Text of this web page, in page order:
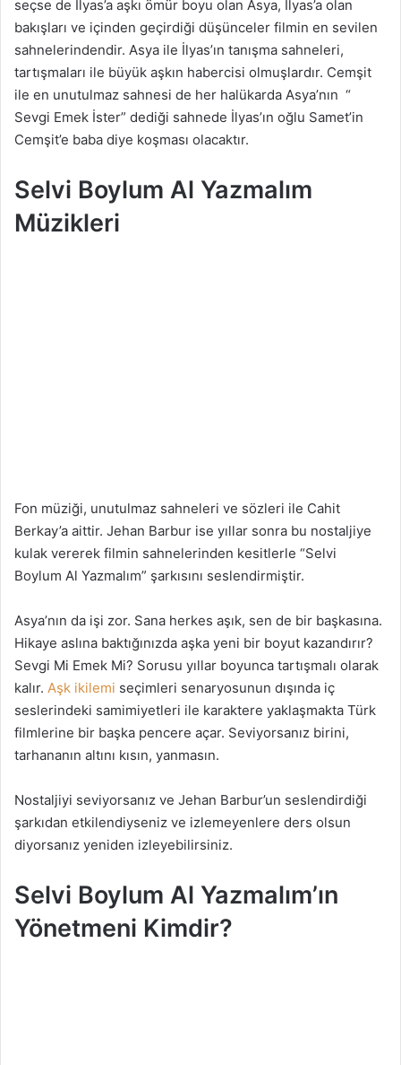
seçse de İlyas’a aşkı ömür boyu olan Asya, İlyas’a olan
bakışları ve içinden geçirdiği düşünceler filmin en sevilen
sahnelerindendir. Asya ile İlyas’ın tanışma sahneleri,
tartışmaları ile büyük aşkın habercisi olmuşlardır. Cemşit
ile en unutulmaz sahnesi de her halükarda Asya’nın “
Sevgi Emek İster” dediği sahnede İlyas’ın oğlu Samet’in
Cemşit’e baba diye koşması olacaktır.
Selvi Boylum Al Yazmalım
Müzikleri
Fon müziği, unutulmaz sahneleri ve sözleri ile Cahit
Berkay’a aittir. Jehan Barbur ise yıllar sonra bu nostaljiye
kulak vererek filmin sahnelerinden kesitlerle “Selvi
Boylum Al Yazmalım” şarkısını seslendirmiştir.
Asya’nın da işi zor. Sana herkes aşık, sen de bir başkasına.
Hikaye aslına baktığınızda aşka yeni bir boyut kazandırır?
Sevgi Mi Emek Mi? Sorusu yıllar boyunca tartışmalı olarak
kalır. Aşk ikilemi seçimleri senaryosunun dışında iç
seslerindeki samimiyetleri ile karaktere yaklaşmakta Türk
filmlerine bir başka pencere açar. Seviyorsanız birini,
tarhananın altını kısın, yanmasın.
Nostaljiyi seviyorsanız ve Jehan Barbur’un seslendirdiği
şarkıdan etkilendiyseniz ve izlemeyenlere ders olsun
diyorsanız yeniden izleyebilirsiniz.
Selvi Boylum Al Yazmalım’ın
Yönetmeni Kimdir?